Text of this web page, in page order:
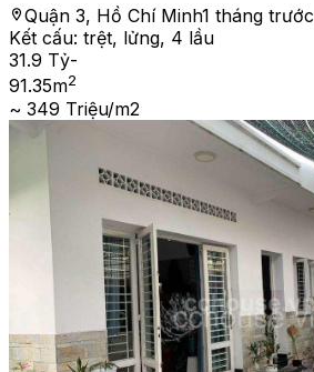
Quận 3, Hồ Chí Minh1 tháng trước
Kết cấu: trệt, lửng, 4 lầu
31.9 Tỷ-
91.35m2
~ 349 Triệu/m2